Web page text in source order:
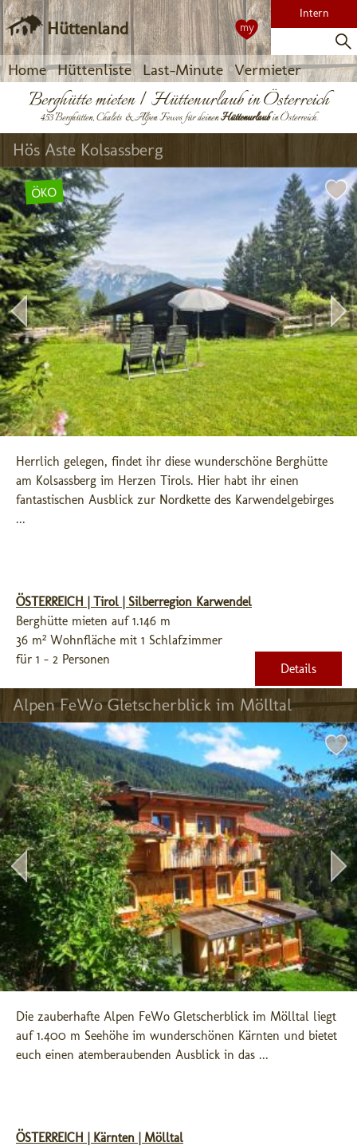
Hüttenland
Home Hüttenliste Last-Minute Vermieter
Intern
my
Berghütte mieten | Hüttenurlaub in Österreich
453 Berghütten, Chalets & Alpen Fewos für deinenHüttenurlaubin Österreich.
Hös Aste Kolsassberg
ÖKO
Herrlich gelegen, findet ihr diese wunderschöne Berghütte
am Kolsassberg im Herzen Tirols. Hier habt ihr einen
fantastischen Ausblick zur Nordkette des Karwendelgebirges
...
ÖSTERREICH | Tirol | Silberregion Karwendel
Berghütte mieten auf 1.146 m
36 m² Wohnfläche mit 1 Schlafzimmer
für 1 - 2 Personen
Details
Alpen FeWo Gletscherblick im Mölltal
Die zauberhafte Alpen FeWo Gletscherblick im Mölltal liegt
auf 1.400 m Seehöhe im wunderschönen Kärnten und bietet
euch einen atemberaubenden Ausblick in das ...
ÖSTERREICH | Kärnten | Mölltal